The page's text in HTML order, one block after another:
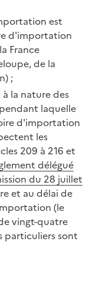
est
d'importation
France
de la
;
la nature des
laquelle
d'importation
les
209 à 216 et
délégué
du 28 juillet
et au délai de
(le
vingt-quatre
particuliers sont